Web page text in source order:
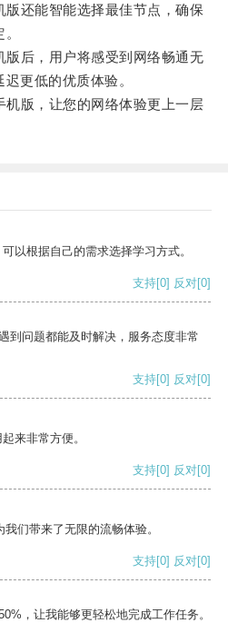
还能智能选择最佳节点，确保
后，用户将感受到网络畅通无
更低的优质体验。
版，让您的网络体验更上一层
以根据自己的需求选择学习方式。
支持[0] 反对[0]
到问题都能及时解决，服务态度非常
支持[0] 反对[0]
来非常方便。
支持[0] 反对[0]
们带来了无限的流畅体验。
支持[0] 反对[0]
，让我能够更轻松地完成工作任务。